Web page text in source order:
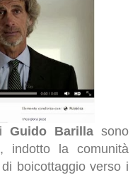
Guido Barilla sono
indotto la comunità
boicottaggio verso i